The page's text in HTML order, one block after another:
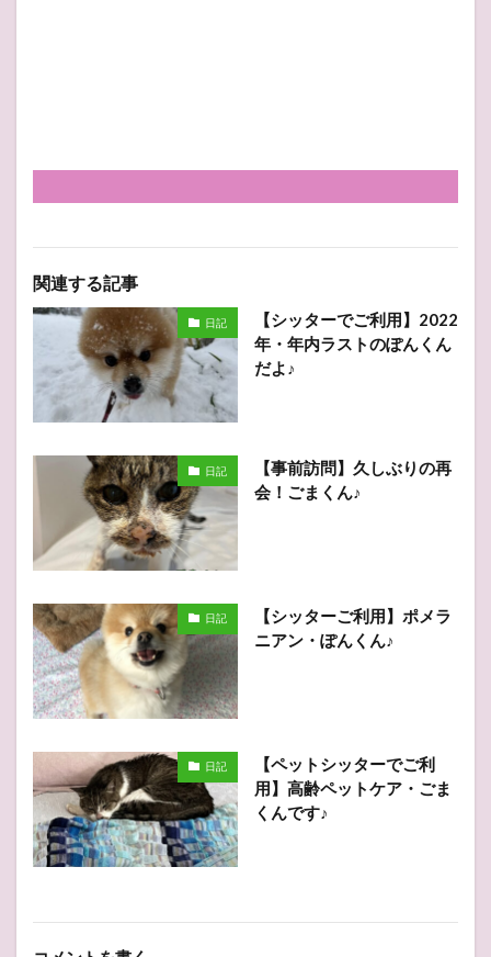
関連する記事
日記
【シッターでご利用】2022
年・年内ラストのぽんくん
だよ♪
日記
【事前訪問】久しぶりの再
会！ごまくん♪
日記
【シッターご利用】ポメラ
ニアン・ぽんくん♪
日記
【ペットシッターでご利
用】高齢ペットケア・ごま
くんです♪